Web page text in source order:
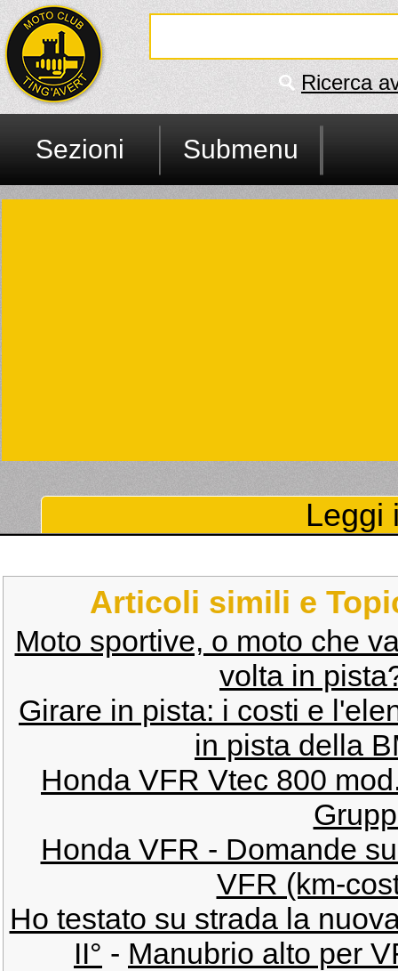
Ricerca
Sezioni Submenu
Leggi
Articoli simili e
Moto sportive, o moto che
volta in
Girare in pista: i costi e
in pista della
Honda VFR Vtec 800
Honda VFR - Domande
VFR (km-
Ho testato su strada la
II° - Manubrio alto per